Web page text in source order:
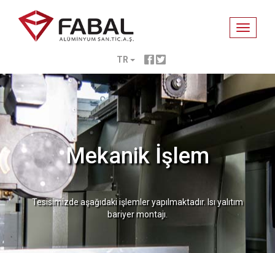
Toggle
TR
Mekanik İşlem
Tesisimizde aşağıdaki işlemler yapılmaktadır. Isı yalıtım
bariyer montajı.